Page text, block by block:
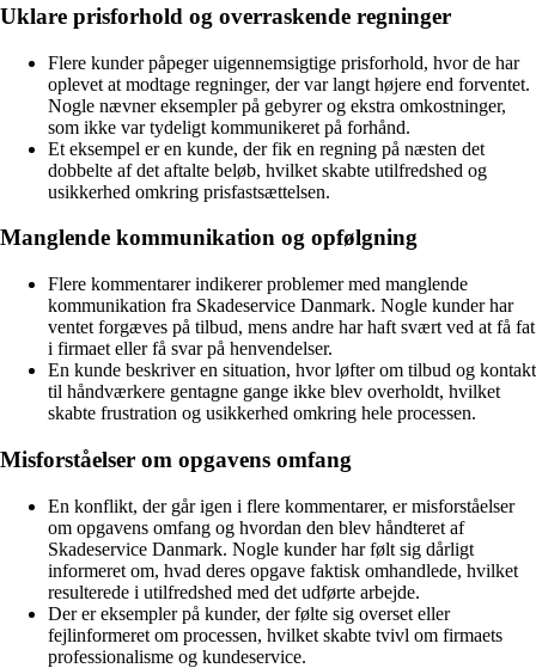
Uklare prisforhold og overraskende regninger
Flere kunder påpeger uigennemsigtige prisforhold, hvor de har
oplevet at modtage regninger, der var langt højere end forventet.
Nogle nævner eksempler på gebyrer og ekstra omkostninger,
som ikke var tydeligt kommunikeret på forhånd.
Et eksempel er en kunde, der fik en regning på næsten det
dobbelte af det aftalte beløb, hvilket skabte utilfredshed og
usikkerhed omkring prisfastsættelsen.
Manglende kommunikation og opfølgning
Flere kommentarer indikerer problemer med manglende
kommunikation fra Skadeservice Danmark. Nogle kunder har
ventet forgæves på tilbud, mens andre har haft svært ved at få fat
i firmaet eller få svar på henvendelser.
En kunde beskriver en situation, hvor løfter om tilbud og kontakt
til håndværkere gentagne gange ikke blev overholdt, hvilket
skabte frustration og usikkerhed omkring hele processen.
Misforståelser om opgavens omfang
En konflikt, der går igen i flere kommentarer, er misforståelser
om opgavens omfang og hvordan den blev håndteret af
Skadeservice Danmark. Nogle kunder har følt sig dårligt
informeret om, hvad deres opgave faktisk omhandlede, hvilket
resulterede i utilfredshed med det udførte arbejde.
Der er eksempler på kunder, der følte sig overset eller
fejlinformeret om processen, hvilket skabte tvivl om firmaets
professionalisme og kundeservice.